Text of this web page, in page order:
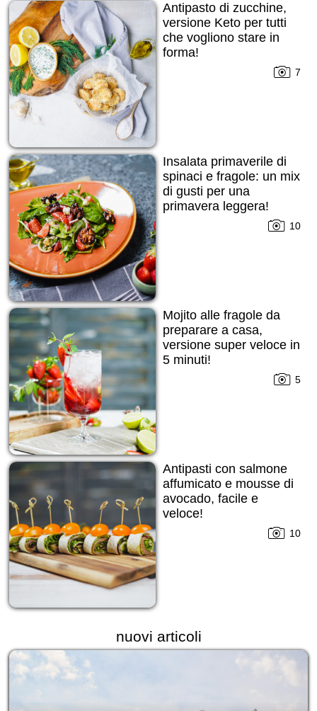
Antipasto di zucchine,
versione Keto per tutti
che vogliono stare in
forma!
7
Insalata primaverile di
spinaci e fragole: un mix
di gusti per una
primavera leggera!
10
Mojito alle fragole da
preparare a casa,
versione super veloce in
5 minuti!
5
Antipasti con salmone
affumicato e mousse di
avocado, facile e
veloce!
10
nuovi articoli